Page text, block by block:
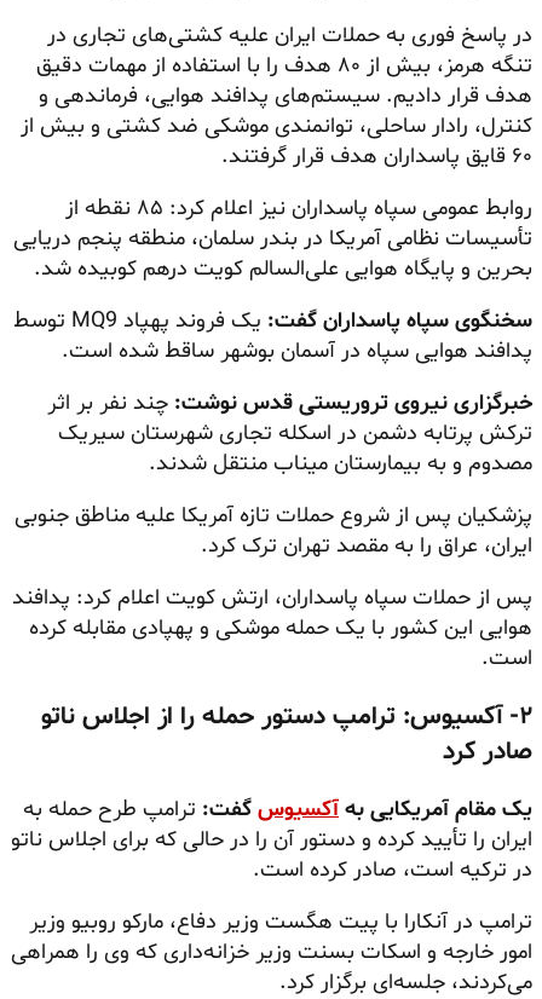
در پاسخ فوری به حملات ایران علیه کشتی‌های تجاری در
تنگه هرمز، بیش از ۸۰ هدف را با استفاده از مهمات دقیق
هدف قرار دادیم. سیستم‌های پدافند هوایی، فرماندهی و
کنترل، رادار ساحلی، توانمندی موشکی ضد کشتی و بیش از
۶۰ قایق پاسداران هدف قرار گرفتند.
روابط عمومی سپاه پاسداران نیز اعلام کرد: ۸۵ نقطه از
تأسیسات نظامی آمریکا در بندر سلمان، منطقه پنجم دریایی
بحرین و پایگاه هوایی علی‌السالم کویت درهم کوبیده شد.
سخنگوی سپاه پاسداران گفت:
یک فروند پهپاد MQ9 توسط
پدافند هوایی سپاه در آسمان بوشهر ساقط شده است.
خبرگزاری نیروی تروریستی قدس نوشت: چند نفر بر اثر
ترکش پرتابه دشمن در اسکله تجاری شهرستان سیریک
مصدوم و به بیمارستان میناب منتقل شدند.
پزشکیان پس از شروع حملات تازه آمریکا علیه مناطق جنوبی
ایران، عراق را به مقصد تهران ترک کرد.
پس از حملات سپاه پاسداران، ارتش کویت اعلام کرد: پدافند
هوایی این کشور با یک حمله موشکی و پهپادی مقابله کرده
است.
۲- آکسیوس: ترامپ دستور حمله را از اجلاس ناتو
صادر کرد
یک مقام آمریکایی به آکسیوس گفت: ترامپ طرح حمله به
ایران را تأیید کرده و دستور آن را در حالی که برای اجلاس ناتو
در ترکیه است، صادر کرده است.
ترامپ در آنکارا با پیت هگست وزیر دفاع، مارکو روبیو وزیر
امور خارجه و اسکات بسنت وزیر خزانه‌داری که وی را همراهی
می‌کردند، جلسه‌ای برگزار کرد.